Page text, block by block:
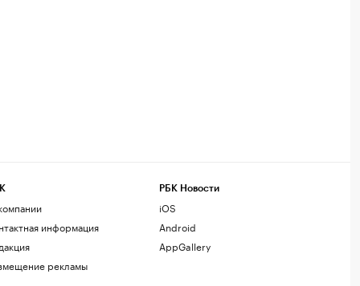
информация
рекламы
РБК Новости
iOS
Android
AppGallery